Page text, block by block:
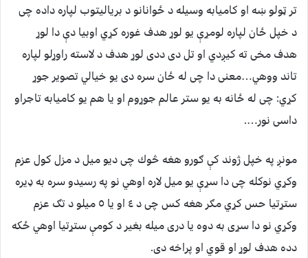
تر ټولو ښه او كاميابه وسيله د ځوانانو د بریالیتوب لپاره داده چى
د خپل ځان لپاره لومړې یو لوړ هدف غوره كړي اوبیا دې دا لوړ
هدف مخى ته كيږدي او تل دى ددى لوړ هدف د لاسته راوړلو لپاره
تاند ووهي…معنی دا چی له ځان سره دی يو خيالي تصویر جوړ
كړي: چى له ځانه به يو ستر عالم جوړوم او يا هم يو كاميابه تاجراو
داسى نور….
مونږ په خپل ژوند كې ګورو هغه څوك چى ديو ميل د مزل كول عزم
وكړي نوكله چى دا سړې يو ميل لاره اوهي نو په رسيدو سره به ډيره
ستړتيا حس كړي مګر هغه كس چى د ٤ او يا ٥ ميلو د تګ عزم
وكړي نو دا سړى به دوه يا درى ميله بغير د كومې ستړتيا اوهي ځكه
دده هدف لوړ او قوي او پراخه دى.